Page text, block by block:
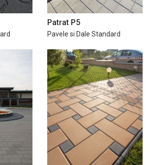
Patrat P5
Pavele si Dale Standard